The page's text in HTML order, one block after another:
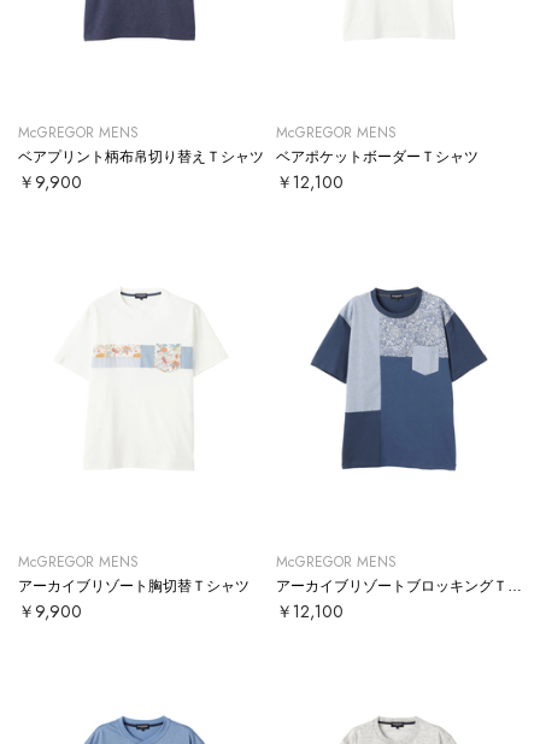
McGREGOR MENS
ベアプリント柄布帛切り替えＴシャツ
￥9,900
McGREGOR MENS
ベアポケットボーダーＴシャツ
￥12,100
McGREGOR MENS
アーカイブリゾート胸切替Ｔシャツ
￥9,900
McGREGOR MENS
￥12,100